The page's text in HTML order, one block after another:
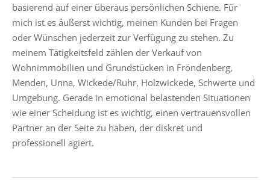
basierend auf einer überaus persönlichen Schiene. Für
mich ist es äußerst wichtig, meinen Kunden bei Fragen
oder Wünschen jederzeit zur Verfügung zu stehen. Zu
meinem Tätigkeitsfeld zählen der Verkauf von
Wohnimmobilien und Grundstücken in Fröndenberg,
Menden, Unna, Wickede/Ruhr, Holzwickede, Schwerte und
Umgebung. Gerade in emotional belastenden Situationen
wie einer Scheidung ist es wichtig, einen vertrauensvollen
Partner an der Seite zu haben, der diskret und
professionell agiert.